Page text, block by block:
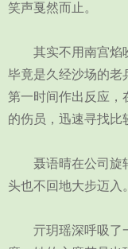
笑声戛然而止。
其实不用南宫焰吩
毕竟是久经沙场的老
第一时间作出反应，
的伤员，迅速寻找比
聂语晴在公司旋转
头也不回地大步迈入。
亓玥瑶深呼吸了一